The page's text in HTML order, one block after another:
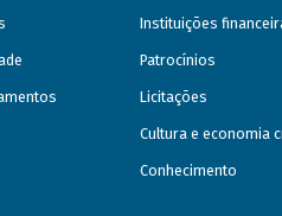
Instituições
Patrocínios
Licitações
Cultura e economia
Conhecimento